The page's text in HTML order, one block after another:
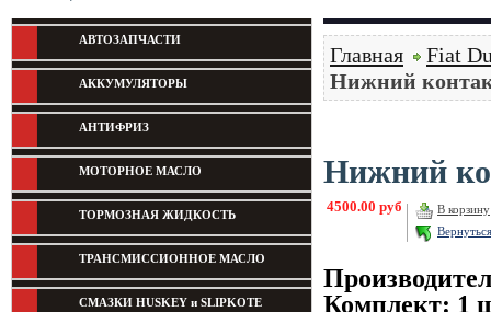
АВТОЗАПЧАСТИ
АККУМУЛЯТОРЫ
АНТИФРИЗ
МОТОРНОЕ МАСЛО
ТОРМОЗНАЯ ЖИДКОСТЬ
ТРАНСМИССИОННОЕ МАСЛО
СМАЗКИ HUSKEY и SLIPKOTE
Главная
Fiat
Нижний
Нижний
4500.00 руб
В корзину
Вернуться
Комплект: 1